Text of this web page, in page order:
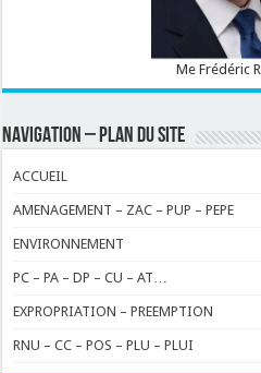
Me Frédéric
NAVIGATION – PLAN DU SITE
ACCUEIL
AMENAGEMENT – ZAC – PUP – PEPE
ENVIRONNEMENT
PC – PA – DP – CU – AT…
EXPROPRIATION – PREEMPTION
RNU – CC – POS – PLU – PLUI